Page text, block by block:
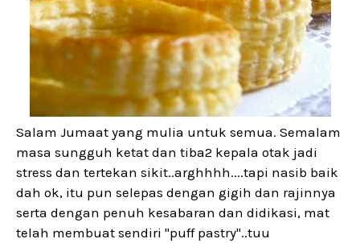
Salam Jumaat yang mulia untuk semua. Semalam
masa sungguh ketat dan tiba2 kepala otak jadi
stress dan tertekan sikit..arghhhh....tapi nasib baik
dah ok, itu pun selepas dengan gigih dan rajinnya
serta dengan penuh kesabaran dan didikasi, mat
telah membuat sendiri "puff pastry"..tuu